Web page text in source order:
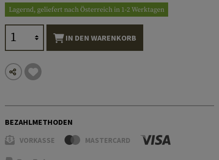
Lagernd, geliefert nach Österreich in 1-2 Werktagen
IN DEN WARENKORB
BEZAHLMETHODEN
VORKASSE MASTERCARD